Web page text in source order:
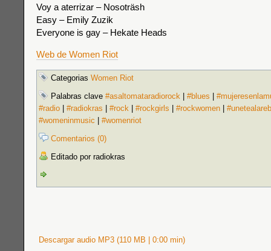
Voy a aterrizar – Nosoträsh
Easy – Emily Zuzik
Everyone is gay – Hekate Heads
Web de Women Riot
Categorias Women Riot
Palabras clave #asaltomataradiorock #blues
#radio
#radiokras #rock #rockgirls #rockwomen
#womeninmusic
#womenriot
Comentarios (0)
Editado por radiokras
Descargar audio MP3 (110 MB | 0:00 min)